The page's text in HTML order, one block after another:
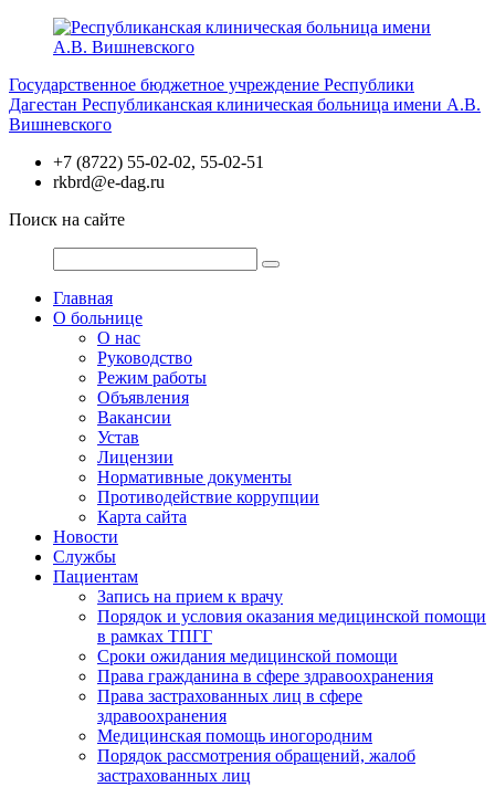
Перейти
Государственное бюджетное учреждение Республики
Дагестан Республиканская клиническая больница имени А.В.
Вишневского
+7 (8722) 55-02-02, 55-02-51
rkbrd@e-dag.ru
Поиск на сайте
Главная
О больнице
О нас
Руководство
Режим работы
Объявления
Вакансии
Устав
Лицензии
Нормативные документы
Противодействие коррупции
Карта сайта
Новости
Службы
Пациентам
Запись на прием к врачу
Порядок и условия оказания медицинской помощи
в рамках ТПГГ
Сроки ожидания медицинской помощи
Права гражданина в сфере здравоохранения
Права застрахованных лиц в сфере
здравоохранения
Медицинская помощь иногородним
Порядок рассмотрения обращений, жалоб
застрахованных лиц